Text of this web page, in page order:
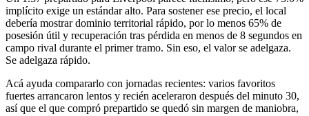
implícito exige un estándar alto. Para sostener ese precio, el local
debería mostrar dominio territorial rápido, por lo menos 65% de
posesión útil y recuperación tras pérdida en menos de 8 segundos en
campo rival durante el primer tramo. Sin eso, el valor se adelgaza.
Se adelgaza rápido.
Acá ayuda compararlo con jornadas recientes: varios favoritos
fuertes arrancaron lentos y recién aceleraron después del minuto 30,
así que el que compró prepartido se quedó sin margen de maniobra,